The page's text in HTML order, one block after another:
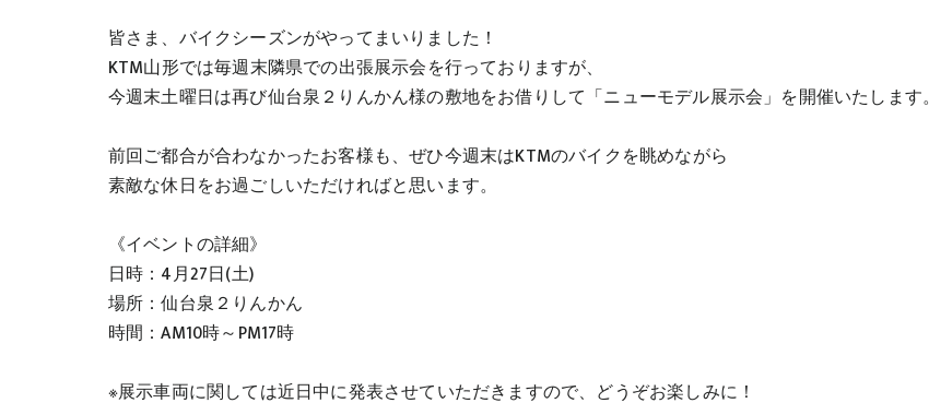
皆さま、バイクシーズンがやってまいりました！
KTM山形では毎週末隣県での出張展示会を行っておりますが、
今週末土曜日は再び仙台泉２りんかん様の敷地をお借りして「ニューモデル展示会」を開催いたします。
前回ご都合が合わなかったお客様も、ぜひ今週末はKTMのバイクを眺めながら
素敵な休日をお過ごしいただければと思います。
《イベントの詳細》
日時：4月27日(土)
場所：仙台泉２りんかん
時間：AM10時～PM17時
※展示車両に関しては近日中に発表させていただきますので、どうぞお楽しみに！